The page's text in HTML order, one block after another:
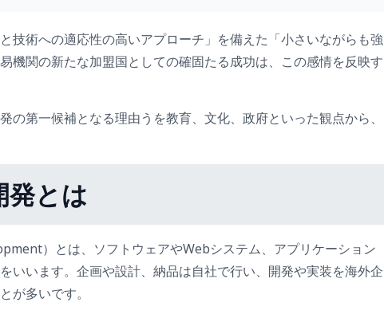
技術への適応性の高いアプローチ」を備えた「小さいながらも強
機関の新たな加盟国としての確固たる成功は、この感情を反映す
の第一候補となる理由うを教育、文化、政府といった観点から、
発とは
）とは、ソフトウェアやWebシステム、アプリケーション
いいます。企画や設計、納品は自社で行い、開発や実装を海外企
が多いです。